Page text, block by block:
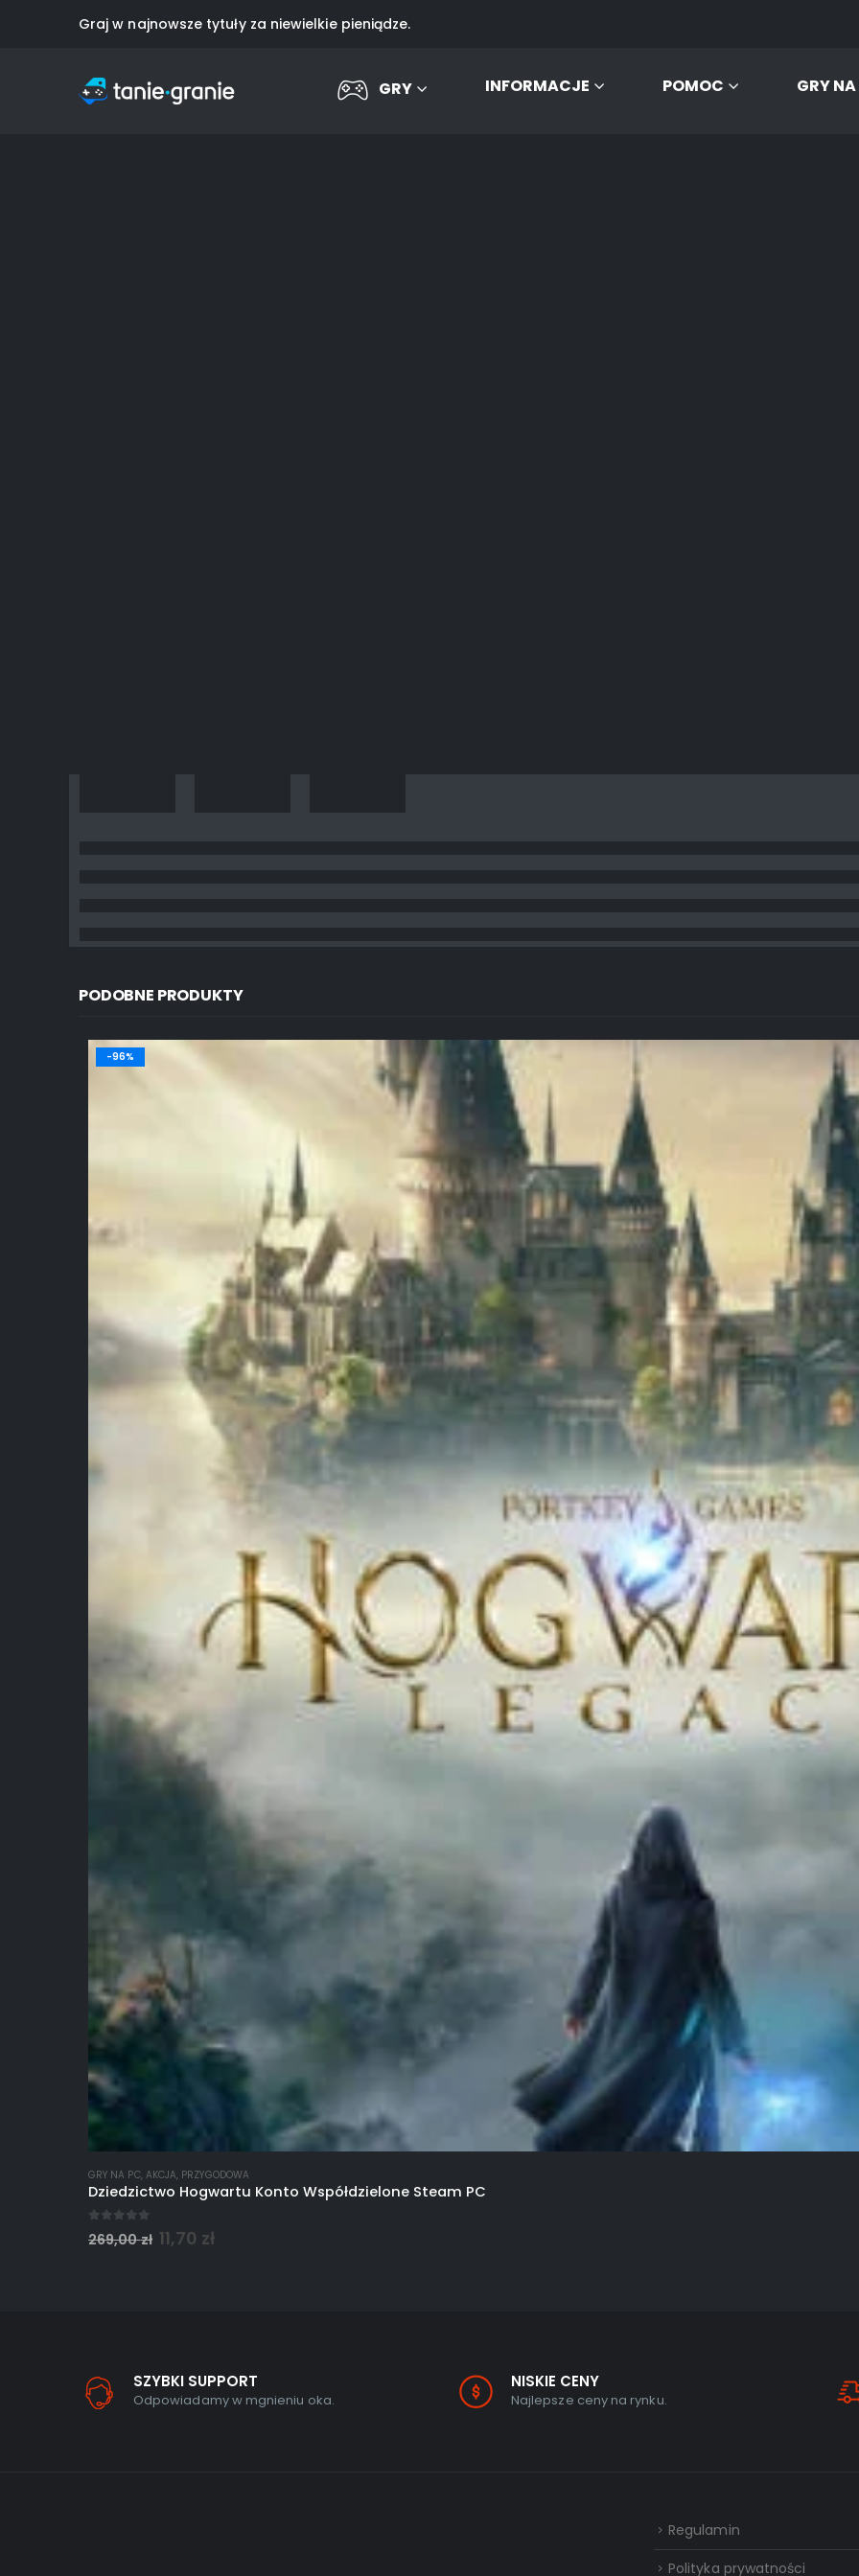
Graj w najnowsze tytuły za niewielkie pieniądze.
GRY INFORMACJE POMOC GRY
PODOBNE PRODUKTY
-96%
GRY NA PC, AKCJA, PRZYGODOWA
Dziedzictwo Hogwartu Konto Współdzielone Steam PC
out of 5
269,00zł 11,70 zł
SZYBKI SUPPORT
Odpowiadamy w mgnieniu oka.
NISKIE CENY
Najlepsze ceny na rynku.
Regulamin
Polityka prywatności